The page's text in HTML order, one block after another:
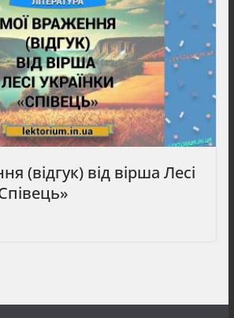
(відгук) від вірша Лесі